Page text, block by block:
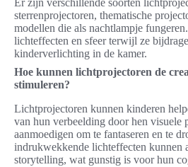
Er zijn verschillende soorten
sterrenprojectoren, thematische
modellen die als nachtlampje
lichteffecten en sfeer terwijl ze
kinderverlichting in de kamer.
Hoe kunnen lichtprojectoren de
stimuleren?
Lichtprojectoren kunnen kinderen
van hun verbeelding door hen visuele
aanmoedigen om te fantaseren en te
indrukwekkende lichteffecten kunnen
storytelling, wat gunstig is voor hun